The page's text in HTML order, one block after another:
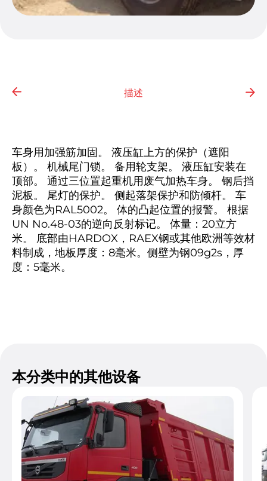
描述
车身用加强筋加固。 液压缸上方的保护（遮阳
板）。 机械尾门锁。 备用轮支架。 液压缸安装在
顶部。 通过三位置起重机用废气加热车身。 钢后挡
泥板。 尾灯的保护。 侧起落架保护和防倾杆。 车
身颜色为RAL5002。 体的凸起位置的报警。 根据
UN No.48-03的逆向反射标记。 体量：20立方
米。 底部由HARDOX，RAEX钢或其他欧洲等效材
料制成，地板厚度：8毫米。侧壁为钢09g2s，厚
度：5毫米。
本分类中的其他设备